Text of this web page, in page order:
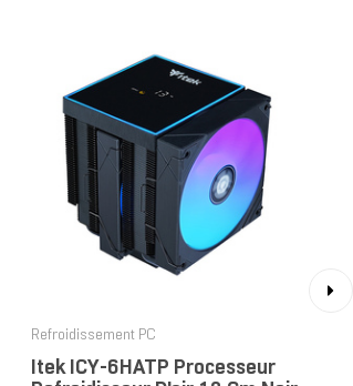
Refroidissement PC
Itek ICY-6HATP Processeur